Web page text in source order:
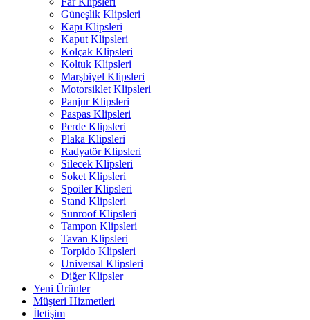
Güneşlik Klipsleri
Kapı Klipsleri
Kaput Klipsleri
Kolçak Klipsleri
Koltuk Klipsleri
Marşbiyel Klipsleri
Motorsiklet Klipsleri
Panjur Klipsleri
Paspas Klipsleri
Perde Klipsleri
Plaka Klipsleri
Radyatör Klipsleri
Silecek Klipsleri
Soket Klipsleri
Spoiler Klipsleri
Stand Klipsleri
Sunroof Klipsleri
Tampon Klipsleri
Tavan Klipsleri
Torpido Klipsleri
Universal Klipsleri
Diğer Klipsler
Yeni Ürünler
Müşteri Hizmetleri
İletişim